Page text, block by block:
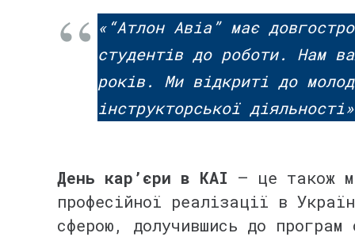
«“Атлон Авіа” має
студентів до роботи. Нам
років. Ми відкриті до
інструкторської діяльності»
День кар’єри в КАІ — це також
професійної реалізації в
сферою, долучившись до програм